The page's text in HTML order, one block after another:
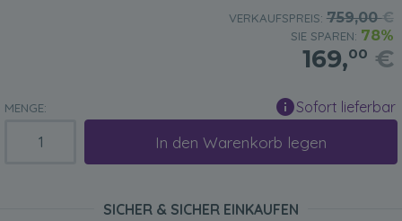
VERKAUFSPREIS: 759,00€
SIE SPAREN: 78%
169,00 €
MENGE: Sofort lieferbar
In den Warenkorb legen
SICHER & SICHER EINKAUFEN